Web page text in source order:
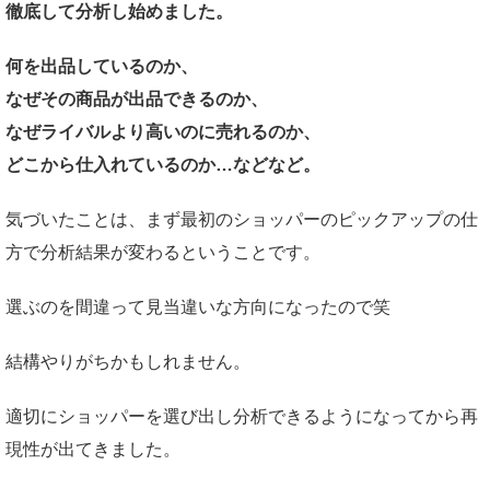
徹底して分析し始めました。
何を出品しているのか、
なぜその商品が出品できるのか、
なぜライバルより高いのに売れるのか、
どこから仕入れているのか…などなど。
気づいたことは、まず最初のショッパーのピックアップの仕
方で分析結果が変わるということです。
選ぶのを間違って見当違いな方向になったので笑
結構やりがちかもしれません。
適切にショッパーを選び出し分析できるようになってから再
現性が出てきました。